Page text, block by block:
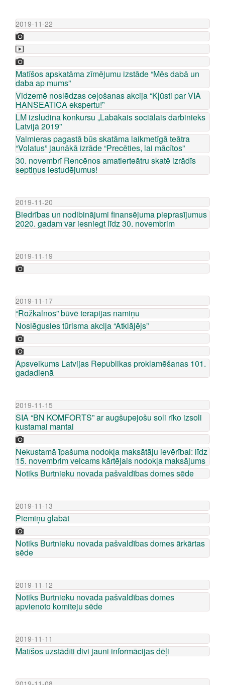
2019-11-22
Matīšos apskatāma zīmējumu izstāde “Mēs dabā un
daba ap mums”
Vidzemē noslēdzas ceļošanas akcija “Kļūsti par VIA
HANSEATICA ekspertu!”
LM izsludina konkursu „Labākais sociālais darbinieks
Latvijā 2019”
Valmieras pagastā būs skatāma laikmetīgā teātra
“Volatus” jaunākā izrāde “Precēties, lai mācītos”
30. novembrī Rencēnos amatierteātru skatē izrādīs
septiņus iestudējumus!
2019-11-20
Biedrības un nodibinājumi finansējuma pieprasījumus
2020. gadam var iesniegt līdz 30. novembrim
2019-11-19
2019-11-17
“Rožkalnos” būvē terapijas namiņu
Noslēgusies tūrisma akcija “Atklājējs”
Apsveikums Latvijas Republikas proklamēšanas 101.
gadadienā
2019-11-15
SIA “BN KOMFORTS” ar augšupejošu soli rīko izsoli
kustamai mantai
Nekustamā īpašuma nodokļa maksātāju ievērībai: līdz
15. novembrim veicams kārtējais nodokļa maksājums
Notiks Burtnieku novada pašvaldības domes sēde
2019-11-13
Piemiņu glabāt
Notiks Burtnieku novada pašvaldības domes ārkārtas
sēde
2019-11-12
Notiks Burtnieku novada pašvaldības domes
apvienoto komiteju sēde
2019-11-11
Matīšos uzstādīti divi jauni informācijas dēļi